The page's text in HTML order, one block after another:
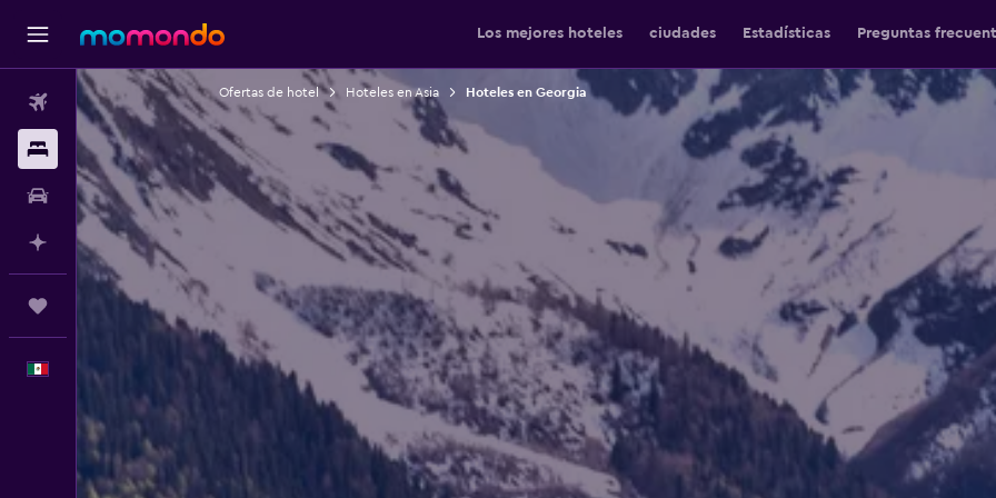
Los mejores hoteles ciudades Estadísticas Preguntas
Vuelos
Alojamientos
Autos
Planifica con IA
Español
Ofertas de hotel Hoteles en Asia Hoteles en Georgia